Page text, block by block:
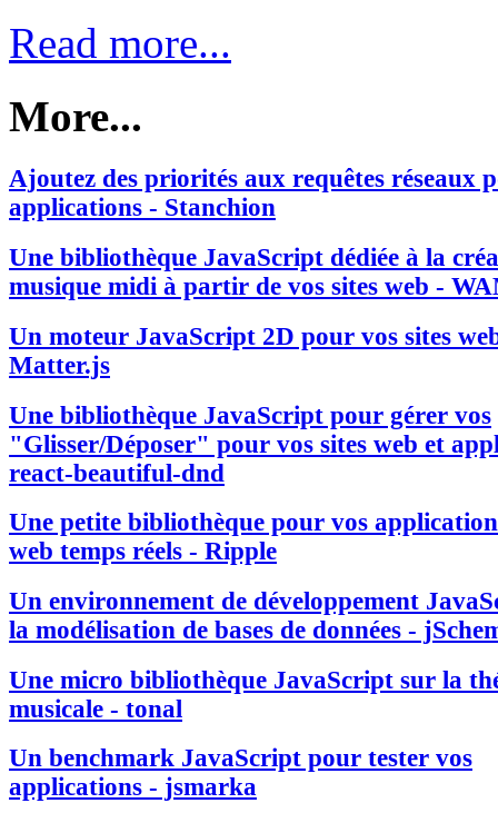
Read more...
More...
Ajoutez des priorités aux requêtes réseaux
applications - Stanchion
Une bibliothèque JavaScript dédiée à la
musique midi à partir de vos sites web -
Un moteur JavaScript 2D pour vos sites
Matter.js
Une bibliothèque JavaScript pour gérer vos
"Glisser/Déposer" pour vos sites web et
react-beautiful-dnd
Une petite bibliothèque pour vos
web temps réels - Ripple
Un environnement de développement
la modélisation de bases de données -
Une micro bibliothèque JavaScript sur la
musicale - tonal
Un benchmark JavaScript pour tester vos
applications - jsmarka